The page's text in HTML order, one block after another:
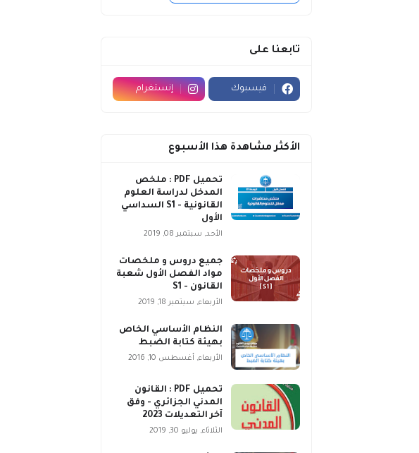
تابعنا على
فيسبوك إنستغرام
الأكثر مشاهدة هذا الأسبوع
تحميل PDF : ملخص
المدخل لدراسة العلوم
القانونية - S1 السداسي
الأول
الأحد, سبتمبر 08, 2019
جميع دروس و ملخصات
مواد الفصل الأول شعبة
القانون - S1
الأربعاء, سبتمبر 18, 2019
النظام الأساسي الخاص
بهيئة كتابة الضبط
الأربعاء, أغسطس 10, 2016
تحميل PDF : القانون
المدني الجزائري - وفق
آخر التعديلات 2023
الثلاثاء, يوليو 30, 2019